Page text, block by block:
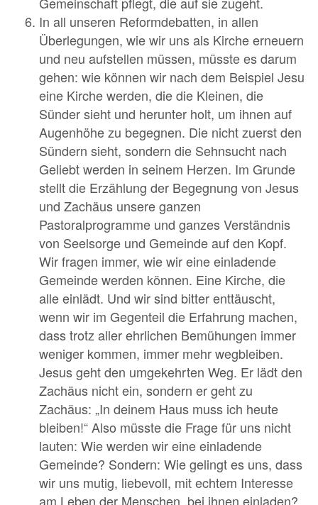
In all unseren Reformdebatten, in allen
Überlegungen, wie wir uns als Kirche erneuern
und neu aufstellen müssen, müsste es darum
gehen: wie können wir nach dem Beispiel Jesu
eine Kirche werden, die die Kleinen, die
Sünder sieht und herunter holt, um ihnen auf
Augenhöhe zu begegnen. Die nicht zuerst den
Sündern sieht, sondern die Sehnsucht nach
Geliebt werden in seinem Herzen. Im Grunde
stellt die Erzählung der Begegnung von Jesus
und Zachäus unsere ganzen
Pastoralprogramme und ganzes Verständnis
von Seelsorge und Gemeinde auf den Kopf.
Wir fragen immer, wie wir eine einladende
Gemeinde werden können. Eine Kirche, die
alle einlädt. Und wir sind bitter enttäuscht,
wenn wir im Gegenteil die Erfahrung machen,
dass trotz aller ehrlichen Bemühungen immer
weniger kommen, immer mehr wegbleiben.
Jesus geht den umgekehrten Weg. Er lädt den
Zachäus nicht ein, sondern er geht zu
Zachäus: „In deinem Haus muss ich heute
bleiben!“ Also müsste die Frage für uns nicht
lauten: Wie werden wir eine einladende
Gemeinde? Sondern: Wie gelingt es uns, dass
wir uns mutig, liebevoll, mit echtem Interesse
am Leben der Menschen, bei ihnen einladen?